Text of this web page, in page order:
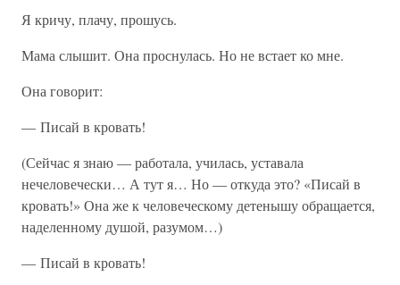
Я кричу, плачу, прошусь.
Мама слышит. Она проснулась. Но не встает ко мне.
Она говорит:
— Писай в кровать!
(Сейчас я знаю — работала, училась, уставала
нечеловечески… А тут я… Но — откуда это? «Писай в
кровать!» Она же к человеческому детенышу обращается,
наделенному душой, разумом…)
— Писай в кровать!